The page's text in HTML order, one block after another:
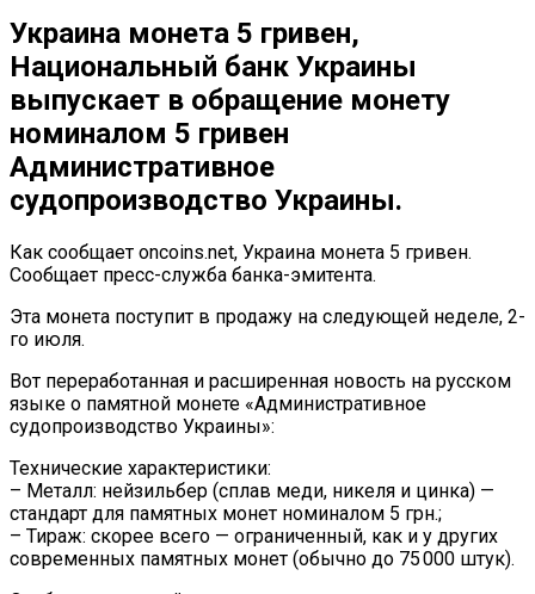
Украина монета 5 гривен,
Национальный банк Украины
выпускает в обращение монету
номиналом 5 гривен
Административное
судопроизводство Украины.
Как сообщает oncoins.net, Украина монета 5 гривен.
Сообщает пресс-служба банка-эмитента.
Эта монета поступит в продажу на следующей неделе, 2-
го июля.
Вот переработанная и расширенная новость на русском
языке о памятной монете «Административное
судопроизводство Украины»:
Технические характеристики:
– Металл: нейзильбер (сплав меди, никеля и цинка) —
стандарт для памятных монет номиналом 5 грн.;
– Тираж: скорее всего — ограниченный, как и у других
современных памятных монет (обычно до 75 000 штук).